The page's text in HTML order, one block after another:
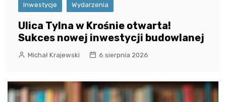
Inwestycje Wydarzenia
Ulica Tylna w Krośnie otwarta!
Sukces nowej inwestycji budowlanej
Michał Krajewski 6 sierpnia 2026